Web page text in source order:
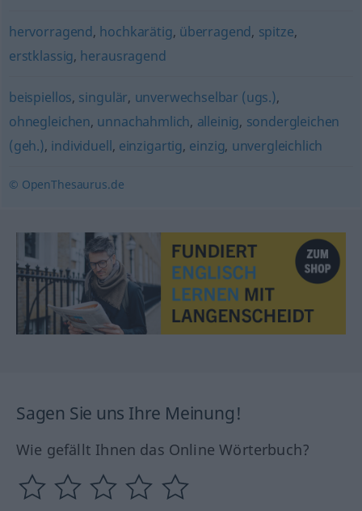
hervorragend, hochkarätig, überragend, spitze,
erstklassig, herausragend
beispiellos, singulär, unverwechselbar (ugs.),
ohnegleichen, unnachahmlich, alleinig, sondergleichen
(geh.), individuell, einzigartig, einzig, unvergleichlich
© OpenThesaurus.de
Sagen Sie uns Ihre Meinung!
Wie gefällt Ihnen das Online Wörterbuch?